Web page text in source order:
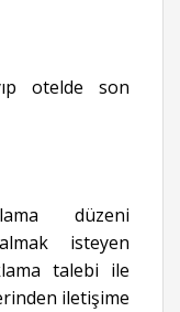
otelde son
düzeni
isteyen
talebi ile
iletişime